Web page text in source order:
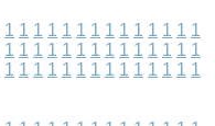
1 1 1 1 1 1 1 1 1 1 1 1 1 1
1 1 1 1 1 1 1 1 1 1 1 1 1 1
1 1 1 1 1 1 1 1 1 1 1 1 1 1